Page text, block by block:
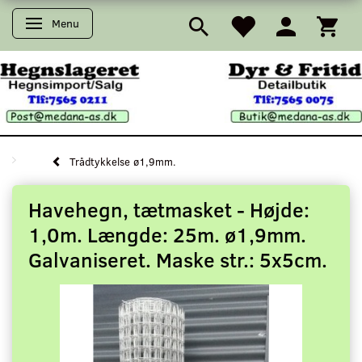
Skifte navigation
Menu
Trådtykkelse ø1,9mm.
Havehegn, tætmasket - Højde:
1,0m. Længde: 25m. ø1,9mm.
Galvaniseret. Maske str.: 5x5cm.